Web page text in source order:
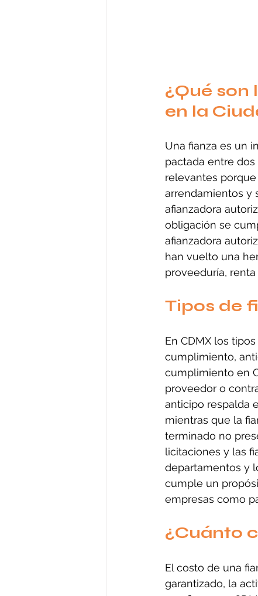
¿Qué son
en la
Una fianza es un
pactada entre
relevantes
arrendamientos y
afianzadora
obligación se
afianzadora
han vuelto una
proveeduría,
Tipos de
En CDMX los
cumplimiento,
cumplimiento en
proveedor o
anticipo respalda
mientras que la
terminado no
licitaciones y las
departamentos y
cumple un
empresas como
¿Cuánto
El costo de una
garantizado, la